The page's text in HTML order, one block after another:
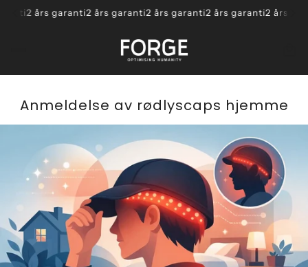
2 års garanti2 års garanti2 års garanti2 års garanti2 års
Anmeldelse av rødlyscaps hjemme